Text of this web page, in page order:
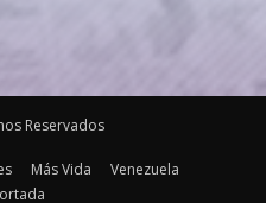
Reservados
Más Vida
Venezuela